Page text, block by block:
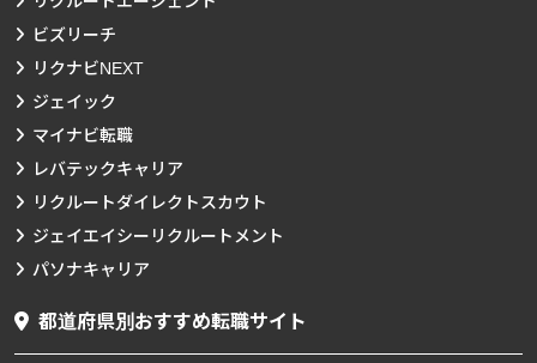
ビズリーチ
リクナビNEXT
ジェイック
マイナビ転職
レバテックキャリア
リクルートダイレクトスカウト
ジェイエイシーリクルートメント
パソナキャリア
都道府県別おすすめ転職サイト